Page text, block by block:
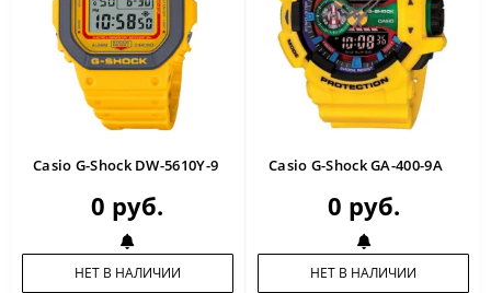
Casio G-Shock DW-5610Y-9
0 руб.
НЕТ В НАЛИЧИИ
Casio G-Shock GA-400-9A
0 руб.
НЕТ В НАЛИЧИИ